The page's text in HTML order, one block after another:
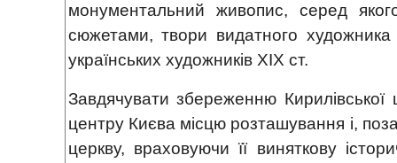
монументальний живопис, серед
сюжетами, твори видатного
українських художників ХІХ ст.
Завдячувати збереженню Кирилівської
центру Києва місцю розташування і,
церкву, враховуючи її виняткову